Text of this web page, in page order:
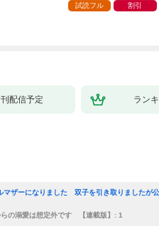
試読フル 割引
配信予定 ラン
マザーになりました 双子を引き取りましたが
の溺愛は想定外です 【連載版】: 1